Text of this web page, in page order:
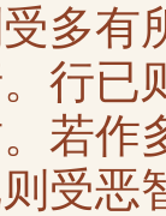
多有
行已
若作
受恶